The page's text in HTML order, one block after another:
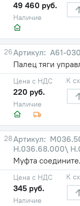
Наличие
49 460 руб.
26
А61-
Палец тяги
Наличие
Цена с НДС
220 руб.
К
28
Н.036.68.000\
Муфта
Наличие
Цена с НДС
345 руб.
К